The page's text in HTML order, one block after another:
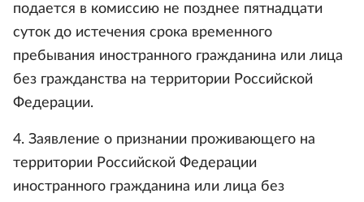
подается в комиссию не позднее пятнадцати
суток до истечения срока временного
пребывания иностранного гражданина или лица
без гражданства на территории Российской
Федерации.
4. Заявление о признании проживающего на
территории Российской Федерации
иностранного гражданина или лица без